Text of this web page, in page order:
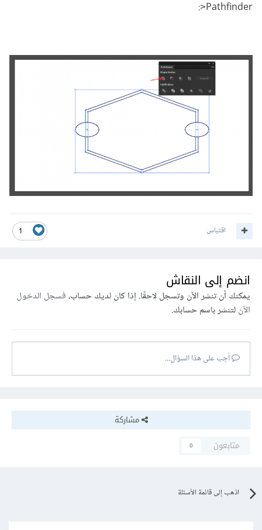
>Pathfinder:
1 اقتباس
انضم إلى النقاش
يمكنك أن تنشر الآن وتسجل لاحقًا. إذا كان لديك حساب،فسجل الدخول
الآنلتنشر باسم حسابك.
أجب على هذا السؤال...
مشاركة
متابعون
0
اذهب إلى قائمة الأسئلة